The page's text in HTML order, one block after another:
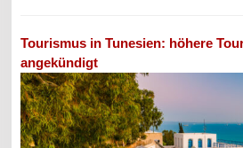
Tourismus in Tunesien: höhere
angekündigt